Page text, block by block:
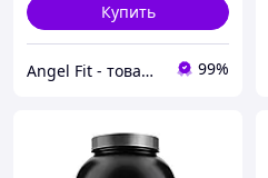
Купить
Angel Fit - товари для здоров'я, спорту та активного життя 99%